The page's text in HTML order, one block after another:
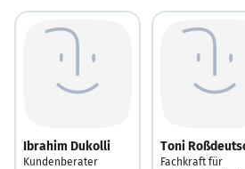
Ibrahim Dukolli
Kundenberater
Toni
Fachkraft für